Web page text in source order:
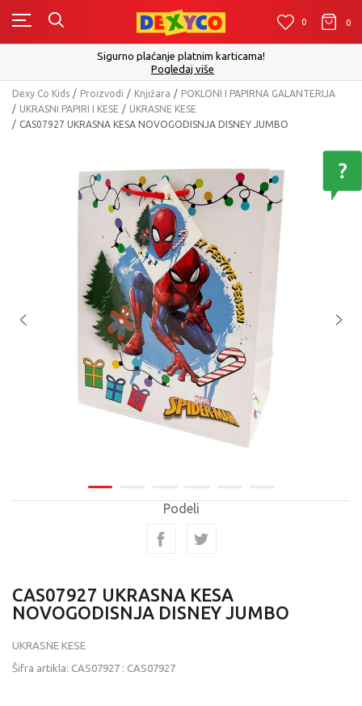
0 0
Sigurno plaćanje platnim karticama!
Pogledaj više
Dexy Co Kids Proizvodi Knjižara
POKLONI I PAPIRNA GALANTERIJA
UKRASNI PAPIRI I KESE
UKRASNE KESE
CAS07927 UKRASNA KESA NOVOGODISNJA DISNEY JUMBO
Podeli
CAS07927 UKRASNA KESA
NOVOGODISNJA DISNEY JUMBO
UKRASNE KESE
Šifra artikla: CAS07927 : CAS07927